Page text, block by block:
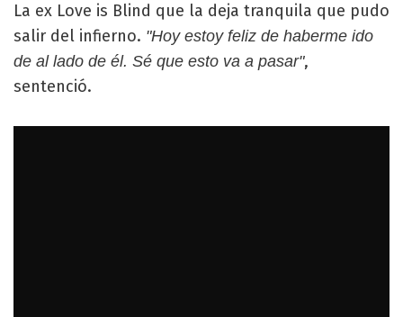
La ex Love is Blind que la deja tranquila que pudo
salir del infierno. "Hoy estoy feliz de haberme ido
de al lado de él. Sé que esto va a pasar",
sentenció.